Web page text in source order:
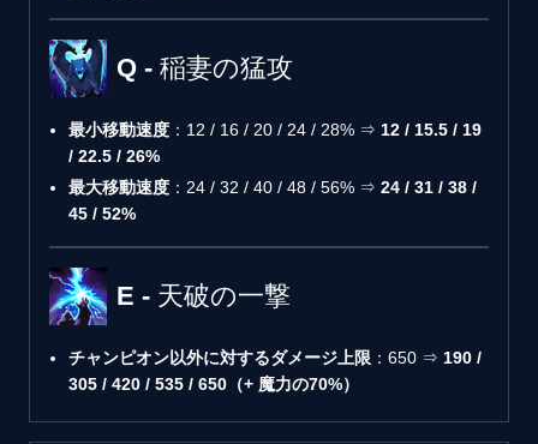
Q - 稲妻の猛攻
最小移動速度 ：12 / 16 / 20 / 24 / 28% ⇒ 12 / 15.5 / 19
/ 22.5 / 26%
最大移動速度 ：24 / 32 / 40 / 48 / 56% ⇒ 24 / 31 / 38 /
45 / 52%
E - 天破の一撃
チャンピオン以外に対するダメージ上限 ：650 ⇒ 190 /
305 / 420 / 535 / 650（+ 魔力の70%）